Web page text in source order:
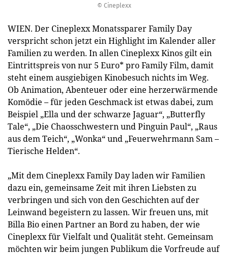
© Cineplexx
WIEN. Der Cineplexx Monatssparer Family Day
verspricht schon jetzt ein Highlight im Kalender aller
Familien zu werden. In allen Cineplexx Kinos gilt ein
Eintrittspreis von nur 5 Euro* pro Family Film, damit
steht einem ausgiebigen Kinobesuch nichts im Weg.
Ob Animation, Abenteuer oder eine herzerwärmende
Komödie – für jeden Geschmack ist etwas dabei, zum
Beispiel „Ella und der schwarze Jaguar“, „Butterfly
Tale“, „Die Chaosschwestern und Pinguin Paul“, „Raus
aus dem Teich“, „Wonka“ und „Feuerwehrmann Sam –
Tierische Helden“.
„Mit dem Cineplexx Family Day laden wir Familien
dazu ein, gemeinsame Zeit mit ihren Liebsten zu
verbringen und sich von den Geschichten auf der
Leinwand begeistern zu lassen. Wir freuen uns, mit
Billa Bio einen Partner an Bord zu haben, der wie
Cineplexx für Vielfalt und Qualität steht. Gemeinsam
möchten wir beim jungen Publikum die Vorfreude auf